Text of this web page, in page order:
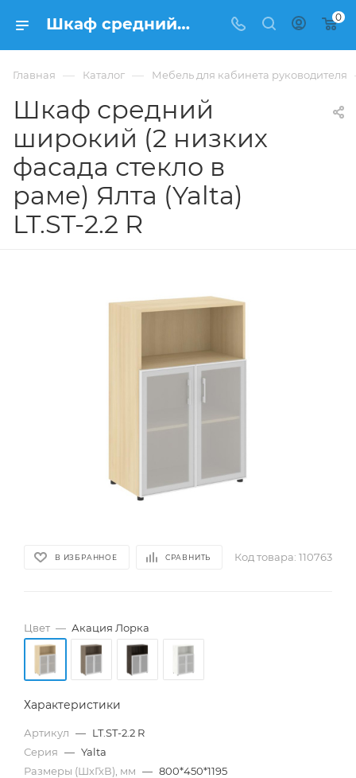
Шкаф средний широкий (2 низких фасада стекло в раме) Ялта (Yalta) LT.ST-2.2 R купить в Москве, цена 22 538 ₽. - интернет-магазин ФРАНКОМ 0
Главная — Каталог — Мебель для кабинета руководителя
Шкаф средний
широкий (2 низких
фасада стекло в
раме) Ялта (Yalta)
LT.ST-2.2 R
В ИЗБРАННОЕ СРАВНИТЬ Код товара: 110763
Цвет — Акация Лорка
Характеристики
Артикул — LT.ST-2.2 R
Серия — Yalta
Размеры (ШхГхВ), мм — 800*450*1195